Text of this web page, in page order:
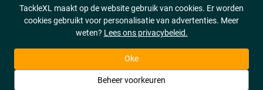
TackleXL maakt op de website gebruik van cookies. Er worden
cookies gebruikt voor personalisatie van advertenties. Meer
weten? Lees ons privacybeleid.
Oke
Beheer voorkeuren